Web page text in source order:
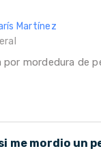
Martínez
por mordedura de
me mordio un